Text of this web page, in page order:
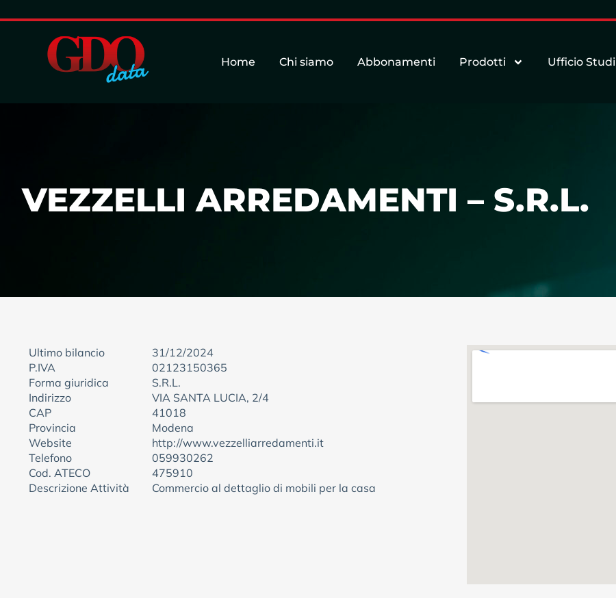
Home Chi siamo Abbonamenti Prodotti Ufficio Studi
VEZZELLI ARREDAMENTI – S.R.L.
Ultimo bilancio
31/12/2024
P.IVA
02123150365
Forma giuridica
S.R.L.
Indirizzo
VIA SANTA LUCIA, 2/4
CAP
41018
Provincia
Modena
Website
http://www.vezzelliarredamenti.it
Telefono
059930262
Cod. ATECO
475910
Descrizione Attività
Commercio al dettaglio di mobili per la casa